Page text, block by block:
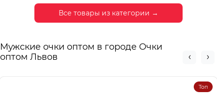
Все товары из категории →
Мужские очки оптом в городе Очки
оптом Львов
Топ